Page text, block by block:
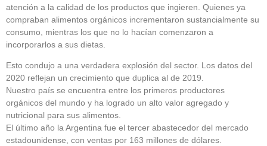
atención a la calidad de los productos que ingieren. Quienes ya
compraban alimentos orgánicos incrementaron sustancialmente su
consumo, mientras los que no lo hacían comenzaron a
incorporarlos a sus dietas.
Esto condujo a una verdadera explosión del sector. Los datos del
2020 reflejan un crecimiento que duplica al de 2019.
Nuestro país se encuentra entre los primeros productores
orgánicos del mundo y ha logrado un alto valor agregado y
nutricional para sus alimentos.
El último año la Argentina fue el tercer abastecedor del mercado
estadounidense, con ventas por 163 millones de dólares.